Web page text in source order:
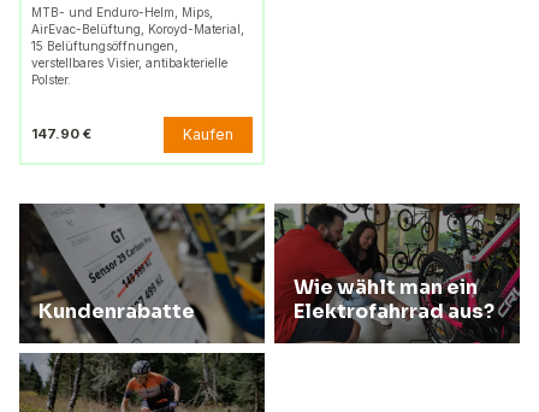
MTB- und Enduro-Helm, Mips,
AirEvac-Belüftung, Koroyd-Material,
15 Belüftungsöffnungen,
verstellbares Visier, antibakterielle
Polster.
147.90 € Kaufen
Kundenrabatte
Wie wählt man ein
Elektrofahrrad aus?